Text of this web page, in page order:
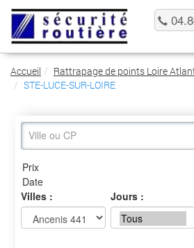
Accueil
Rattrapage de points Loire
STE-LUCE-SUR-LOIRE
Villes : Jours :